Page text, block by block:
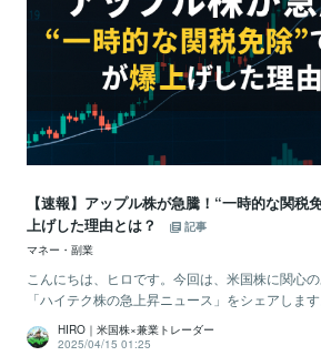
【速報】アップル株が急騰！“一時的な関税
上げした理由とは？
記事
マネー・副業
こんにちは、ヒロです。今回は、米国株に関心の
「ハイテク株の急上昇ニュース」をシェアしま
HIRO｜米国株×兼業トレーダー
2025/04/15 01:25